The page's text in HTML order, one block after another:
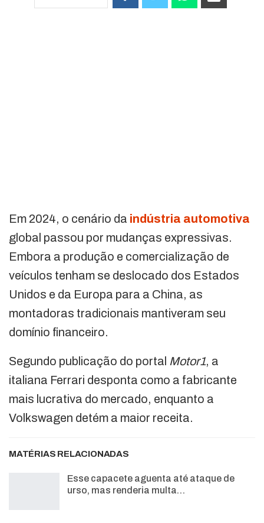
Em 2024, o cenário da indústria automotiva
global passou por mudanças expressivas.
Embora a produção e comercialização de
veículos tenham se deslocado dos Estados
Unidos e da Europa para a China, as
montadoras tradicionais mantiveram seu
domínio financeiro.
Segundo publicação do portal Motor1, a
italiana Ferrari desponta como a fabricante
mais lucrativa do mercado, enquanto a
Volkswagen detém a maior receita.
MATÉRIAS RELACIONADAS
Esse capacete aguenta até ataque de
urso, mas renderia multa…